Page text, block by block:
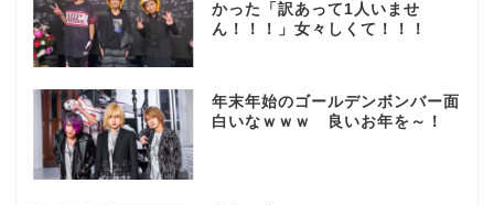
かった「訳あって1人いませ
ん！！！」女々しくて！！！
年末年始のゴールデンボンバー面
白いなｗｗｗ 良いお年を～！